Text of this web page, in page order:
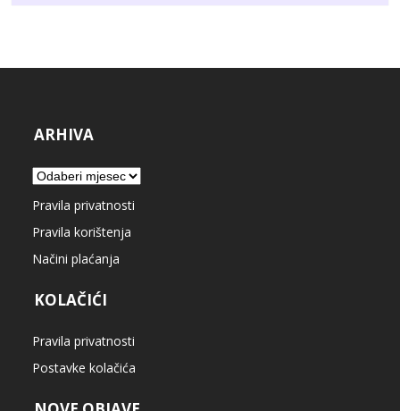
ARHIVA
Arhiva
Pravila privatnosti
Pravila korištenja
Načini plaćanja
KOLAČIĆI
Pravila privatnosti
Postavke kolačića